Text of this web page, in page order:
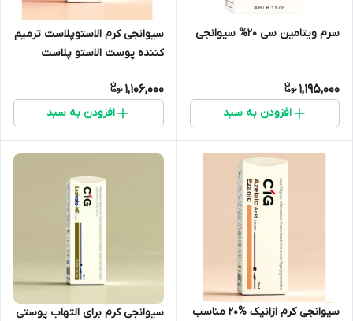
سرم ویتامین سی 20% سیوانجی
1,195,000
افزودن به سبد
سیوانجی کرم الاستوپلاست ترمیم
کننده پوست الاستو پلاست
1,106,000
افزودن به سبد
سیوانجی کرم ازانیک %20 مناسب
سیوانجی کرم برای التهاب پوستی